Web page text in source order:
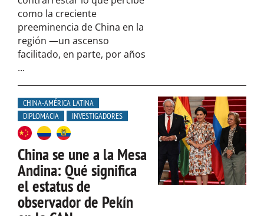
como la creciente
preeminencia de China en la
región —un ascenso
facilitado, en parte, por años
...
CHINA-AMÉRICA LATINA
DIPLOMACIA
INVESTIGADORES
China se une a la Mesa
Andina: Qué significa
el estatus de
observador de Pekín